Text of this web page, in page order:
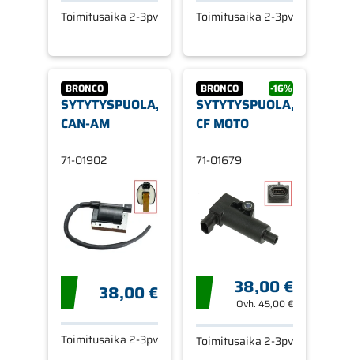
Toimitusaika 2-3pv Toimitusaika 2-3pv
BRONCO
SYTYTYSPUOLA,
CAN-AM
71-01902
38,00 €
Toimitusaika 2-3pv
BRONCO -16%
SYTYTYSPUOLA,
CF MOTO
71-01679
38,00 €
Ovh.45,00 €
Toimitusaika 2-3pv